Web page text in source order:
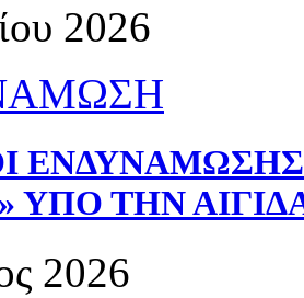
2026
ΥΠΟ ΤΗΝ
2026